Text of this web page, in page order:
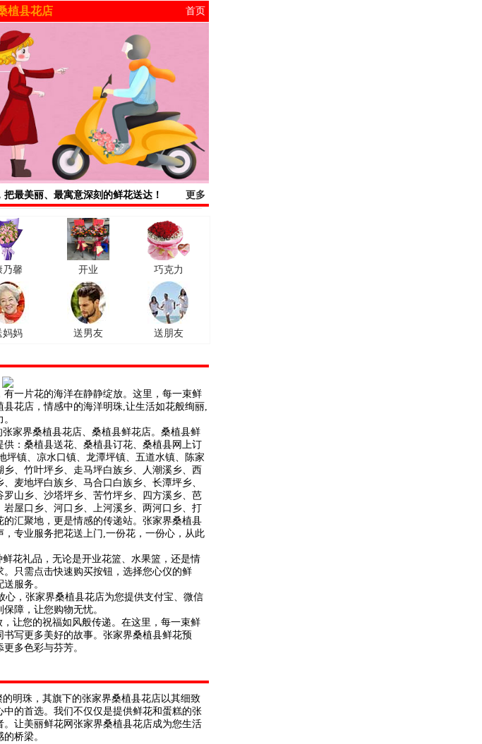
植县花店 首页
最美丽、最寓意深刻的鲜花送达！ 更多
乃馨 开业 巧克力
妈妈 送男友 送朋友
一片花的海洋在静静绽放。这里，每一束鲜
花店，情感中的海洋明珠,让生活如花般绚丽,
家界桑植县花店、桑植县鲜花店。桑植县鲜
：桑植县送花、桑植县订花、桑植县网上订
坪镇、凉水口镇、龙潭坪镇、五道水镇、陈家
、竹叶坪乡、走马坪白族乡、人潮溪乡、西
麦地坪白族乡、马合口白族乡、长潭坪乡、
山乡、沙塔坪乡、苦竹坪乡、四方溪乡、芭
屋口乡、河口乡、上河溪乡、两河口乡、打
汇聚地，更是情感的传递站。张家界桑植县
专业服务把花送上门,一份花，一份心，从此
花礼品，无论是开业花篮、水果篮，还是情
只需点击快速购买按钮，选择您心仪的鲜
服务。
，张家界桑植县花店为您提供支付宝、微信
障，让您购物无忧。
让您的祝福如风般传递。在这里，每一束鲜
写更多美好的故事。张家界桑植县鲜花预
多色彩与芬芳。
明珠，其旗下的张家界桑植县花店以其细致
的首选。我们不仅仅是提供鲜花和蛋糕的张
让美丽鲜花网张家界桑植县花店成为您生活
桥梁。